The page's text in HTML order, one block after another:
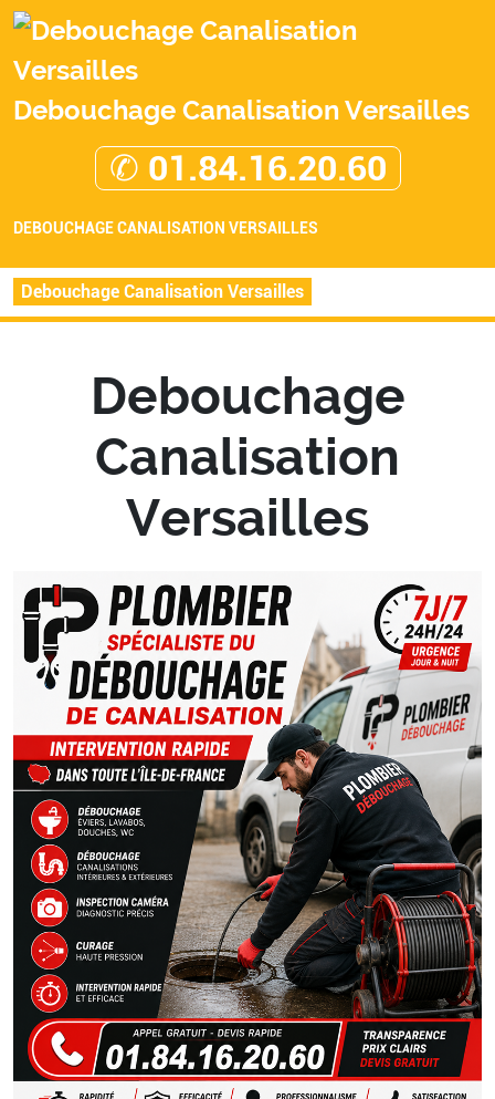
Debouchage Canalisation Versailles
✆ 01.84.16.20.60
DEBOUCHAGE CANALISATION VERSAILLES
Debouchage Canalisation Versailles
Debouchage
Canalisation
Versailles